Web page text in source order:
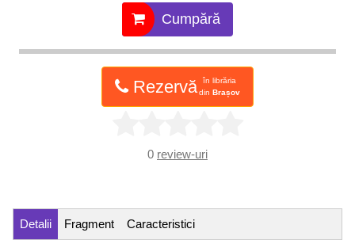
Cumpără
Rezervă
în librăria
din Brașov
0 review-uri
Detalii Fragment Caracteristici